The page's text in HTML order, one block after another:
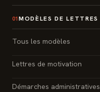
01 MODÈLES DE LETTRES
Tous les modèles
Lettres de motivation
Démarches administratives